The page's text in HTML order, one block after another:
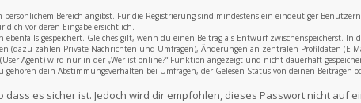
Bereich angibst. Für die Registrierung sind mindestens ein eindeutiger
dich vor deren Eingabe ersichtlich.
gespeichert. Gleiches gilt, wenn du einen Beitrag als Entwurf zwischenspeicherst. In
(dazu zählen Private Nachrichten und Umfragen), Änderungen an zentralen Profildaten (E-
Agent) wird nur in der „Wer ist online?“-Funktion angezeigt und nicht dauerhaft
dein Abstimmungsverhalten bei Umfragen, der Gelesen-Status von deinen Beiträgen
es sicher ist. Jedoch wird dir empfohlen, dieses Passwort nicht auf